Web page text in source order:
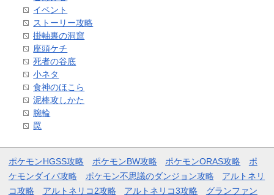
イベント
ストーリー攻略
掛軸裏の洞窟
座頭ケチ
死者の谷底
小ネタ
食神のほこら
泥棒攻しかた
腕輪
罠
ポケモンHGSS攻略 ポケモンBW攻略 ポケモンORAS攻略
ポ
ケモンダイパ攻略
ポケモン不思議のダンジョン攻略
アルトネリ
コ攻略
アルトネリコ2攻略 アルトネリコ3攻略 グランファン